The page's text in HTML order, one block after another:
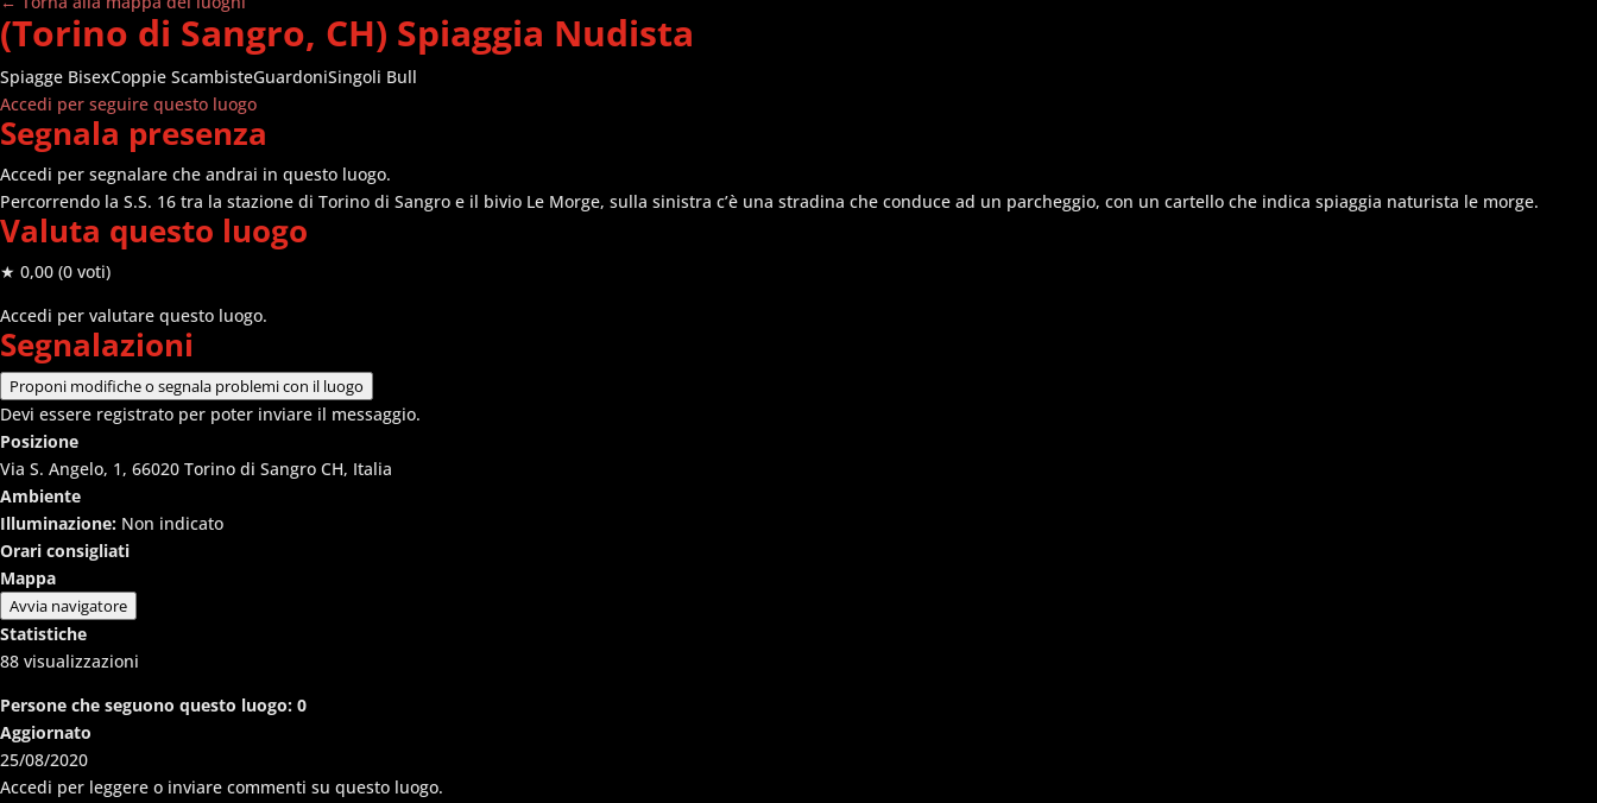
(Torino di Sangro, CH) Spiaggia Nudista
Spiagge BisexCoppie ScambisteGuardoniSingoli Bull
Accedi per seguire questo luogo
Segnala presenza
Accedi per segnalare che andrai in questo luogo.
Percorrendo la S.S. 16 tra la stazione di Torino di Sangro e il bivio Le Morge, sulla sinistra c’è una stradina che conduce ad un parcheggio, con un cartello che indica spiaggia naturista le morge.
Valuta questo luogo
★ 0,00 (0 voti)
Accedi per valutare questo luogo.
Segnalazioni
Proponi modifiche o segnala problemi con il luogo
Devi essere registrato per poter inviare il messaggio.
Posizione
Via S. Angelo, 1, 66020 Torino di Sangro CH, Italia
Ambiente
Illuminazione: Non indicato
Orari consigliati
Mappa
Avvia navigatore
Statistiche
88 visualizzazioni
Persone che seguono questo luogo: 0
Aggiornato
25/08/2020
Accedi per leggere o inviare commenti su questo luogo.